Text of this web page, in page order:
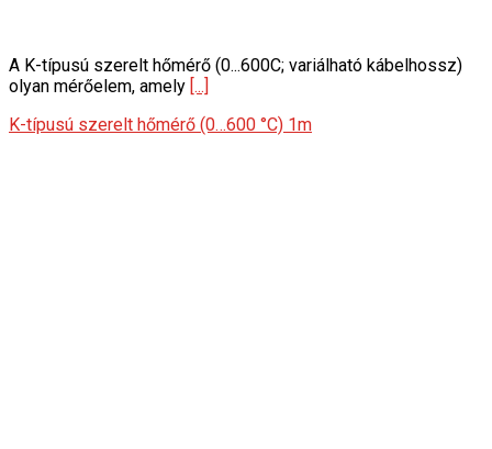
A K-típusú szerelt hőmérő (0...600C; variálható kábelhossz)
olyan mérőelem, amely [...]
K-típusú szerelt hőmérő (0…600 °C) 1m